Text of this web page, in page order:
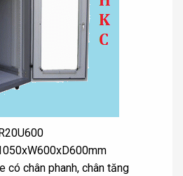
có chân phanh, chân tăng